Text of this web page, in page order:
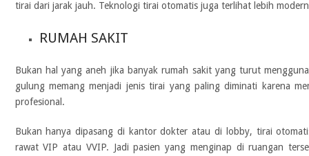
tirai dari jarak jauh. Teknologi tirai otomatis juga terlihat lebih
RUMAH SAKIT
Bukan hal yang aneh jika banyak rumah sakit yang turut
gulung memang menjadi jenis tirai yang paling diminati karena
profesional.
Bukan hanya dipasang di kantor dokter atau di lobby, tirai
rawat VIP atau VVIP. Jadi pasien yang menginap di ruangan